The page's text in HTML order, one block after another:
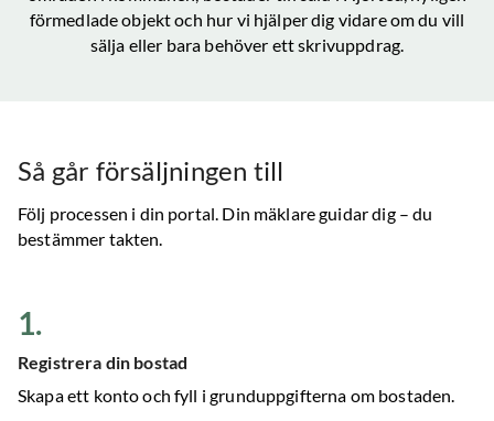
förmedlade objekt och hur vi hjälper dig vidare om du vill
sälja eller bara behöver ett skrivuppdrag.
Så går försäljningen till
Följ processen i din portal. Din mäklare guidar dig – du
bestämmer takten.
1.
Registrera din bostad
Skapa ett konto och fyll i grunduppgifterna om bostaden.